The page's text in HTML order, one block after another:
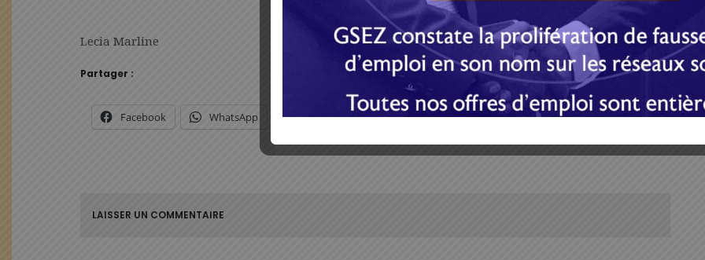
Lecia Marline
Partager :
Facebook WhatsApp X E-mail Imprimer
LAISSER UN COMMENTAIRE